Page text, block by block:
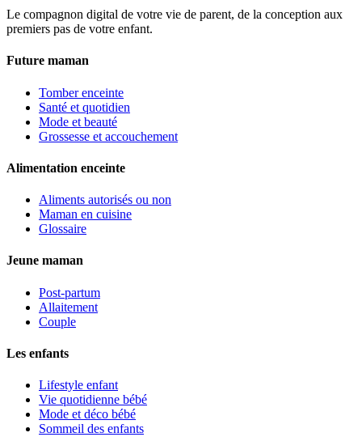
Le compagnon digital de votre vie de parent, de la conception aux
premiers pas de votre enfant.
Future maman
Tomber enceinte
Santé et quotidien
Mode et beauté
Grossesse et accouchement
Alimentation enceinte
Aliments autorisés ou non
Maman en cuisine
Glossaire
Jeune maman
Post-partum
Allaitement
Couple
Les enfants
Lifestyle enfant
Vie quotidienne bébé
Mode et déco bébé
Sommeil des enfants